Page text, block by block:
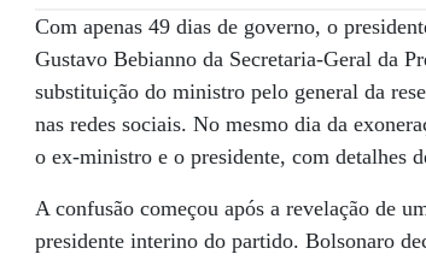
Com apenas 49 dias de governo, o
Gustavo Bebianno da Secretaria-Geral da
substituição do ministro pelo general da
nas redes sociais. No mesmo dia da
o ex-ministro e o presidente, com detalhes
A confusão começou após a revelação de
presidente interino do partido. Bolsonaro